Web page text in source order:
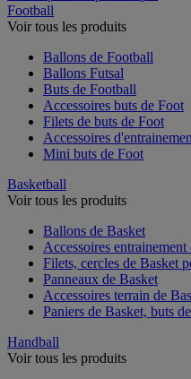
Football
Voir tous les produits
Ballons de Football
Ballons Futsal
Buts de Football
Accessoires buts de Foot
Filets de buts de Foot
Accessoires
Mini buts de Foot
Basketball
Voir tous les produits
Ballons de Basket
Accessoires entrainement
Filets, cercles de Basket
Panneaux de Basket
Accessoires terrain de
Paniers de Basket, buts
Handball
Voir tous les produits